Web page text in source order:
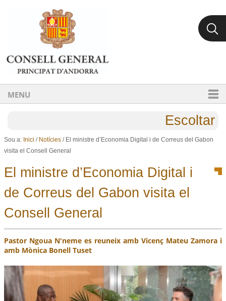
Ves al contingut.
Salta a la navegació
MENU
Escoltar
Sou a: Inici / Notícies / El ministre d’Economia Digital i de Correus del Gabon
visita el Consell General
El ministre d’Economia Digital i
de Correus del Gabon visita el
Consell General
Pastor Ngoua N'neme es reuneix amb Vicenç Mateu Zamora i
amb Mònica Bonell Tuset